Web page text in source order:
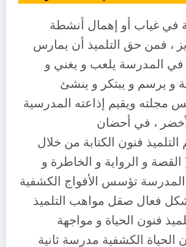
في غياب أو إهمال أنشطة
، فمن حق التلميذ أن يمارس
في المدرسة يلعب و يغني و
و يرسم و يبتكر و ينشئ
مجلته ويقيم إذاعته المدرسية
، في أحضان
التلميذ فنون الكتابة من خلال
القصة و الرواية و الخاطرة و
تؤسس الأفواج الكشفية
فعال صقل مواهب التلميذ
فنون الحياة و مواجهة
الحياة الكشفية مدرسة ثانية